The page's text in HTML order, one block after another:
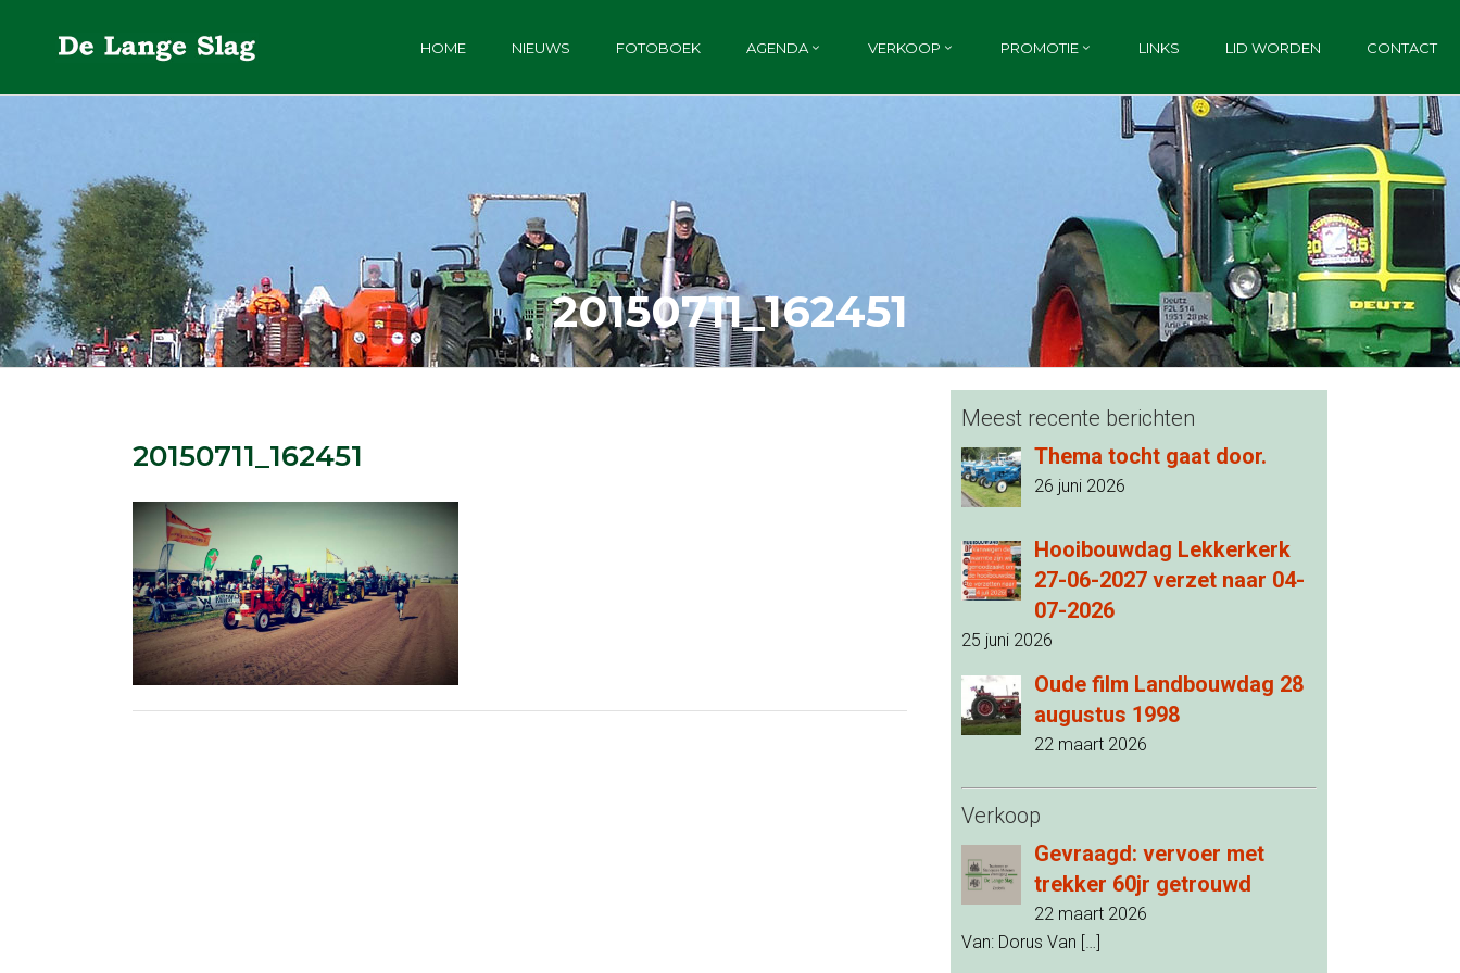
HOME NIEUWS FOTOBOEK AGENDA VERKOOP PROMOTIE LINKS LID WORDEN CONTACT
20150711_162451
20150711_162451
Meest recente berichten
Thema tocht gaat door.
26 juni 2026
Hooibouwdag Lekkerkerk
27-06-2027 verzet naar 04-
07-2026
25 juni 2026
Oude film Landbouwdag 28
augustus 1998
22 maart 2026
Verkoop
Gevraagd: vervoer met
trekker 60jr getrouwd
22 maart 2026
Van: Dorus Van […]